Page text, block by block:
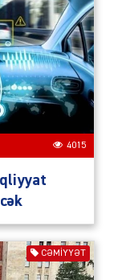
4015
CƏMIYYƏT